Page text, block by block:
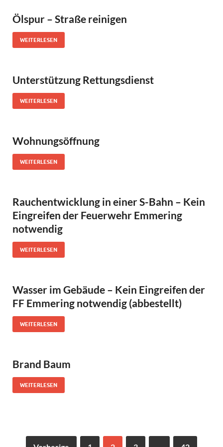
Ölspur – Straße reinigen
WEITERLESEN
Unterstützung Rettungsdienst
WEITERLESEN
Wohnungsöffnung
WEITERLESEN
Rauchentwicklung in einer S-Bahn – Kein
Eingreifen der Feuerwehr Emmering
notwendig
WEITERLESEN
Wasser im Gebäude – Kein Eingreifen der
FF Emmering notwendig (abbestellt)
WEITERLESEN
Brand Baum
WEITERLESEN